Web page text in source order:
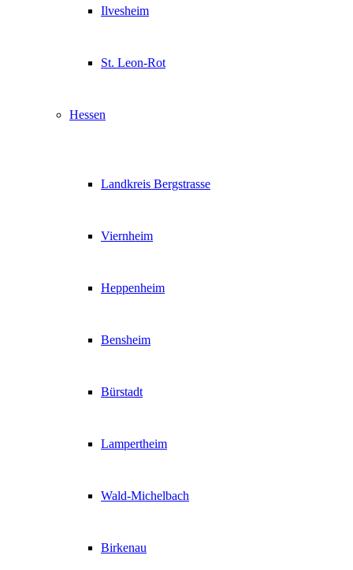
Ilvesheim
St. Leon-Rot
Hessen
Landkreis Bergstrasse
Viernheim
Heppenheim
Bensheim
Bürstadt
Lampertheim
Wald-Michelbach
Birkenau